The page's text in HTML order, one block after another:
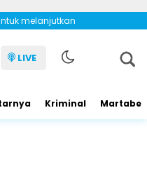
melanjutkan
LIVE
Kriminal Martabe